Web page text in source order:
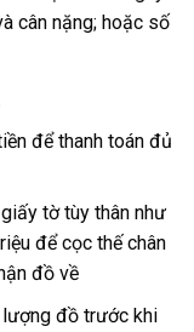
cân nặng; hoặc số
để thanh toán đủ
tờ tùy thân như
để cọc thế chân
đồ về
đồ trước khi